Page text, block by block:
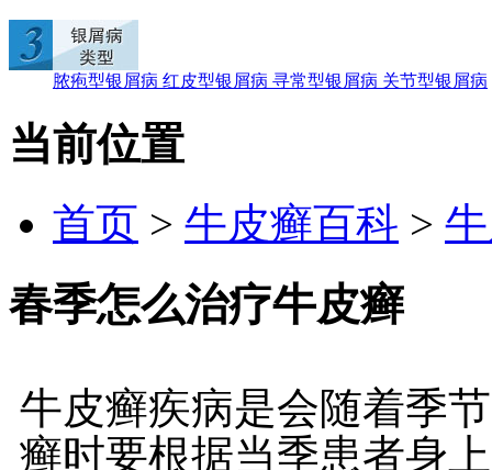
脓疱型银屑病 红皮型银屑病 寻常型银屑病 关节型银屑病
当前位置
首页 > 牛皮癣百科 >
春季怎么治疗牛皮癣
牛皮癣疾病是会随着季
癣时要根据当季患者身